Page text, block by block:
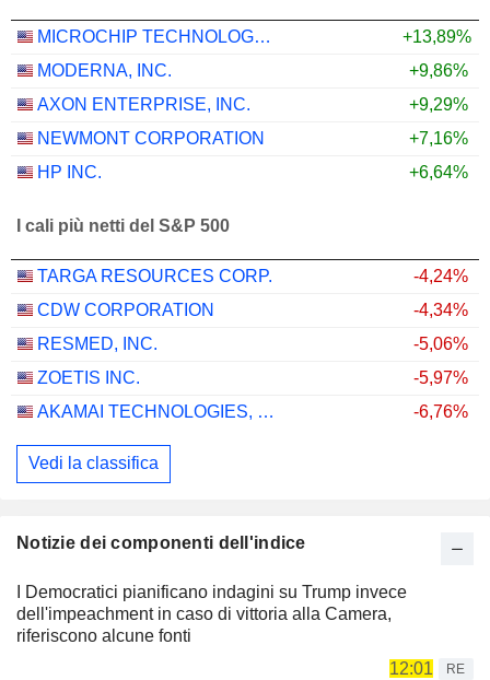
Notizie dei componenti dell'indice
I Democratici pianificano indagini su Trump invece
dell'impeachment in caso di vittoria alla Camera,
riferiscono alcune fonti
12:01
RE
MICROCHIP TECHNOLOGY INCORPORATED
+13,89%
MODERNA, INC.
+9,86%
AXON ENTERPRISE, INC.
+9,29%
NEWMONT CORPORATION
+7,16%
HP INC.
+6,64%
I cali più netti del S&P 500
TARGA RESOURCES CORP.
-4,24%
CDW CORPORATION
-4,34%
RESMED, INC.
-5,06%
ZOETIS INC.
-5,97%
AKAMAI TECHNOLOGIES, INC.
-6,76%
Vedi la classifica